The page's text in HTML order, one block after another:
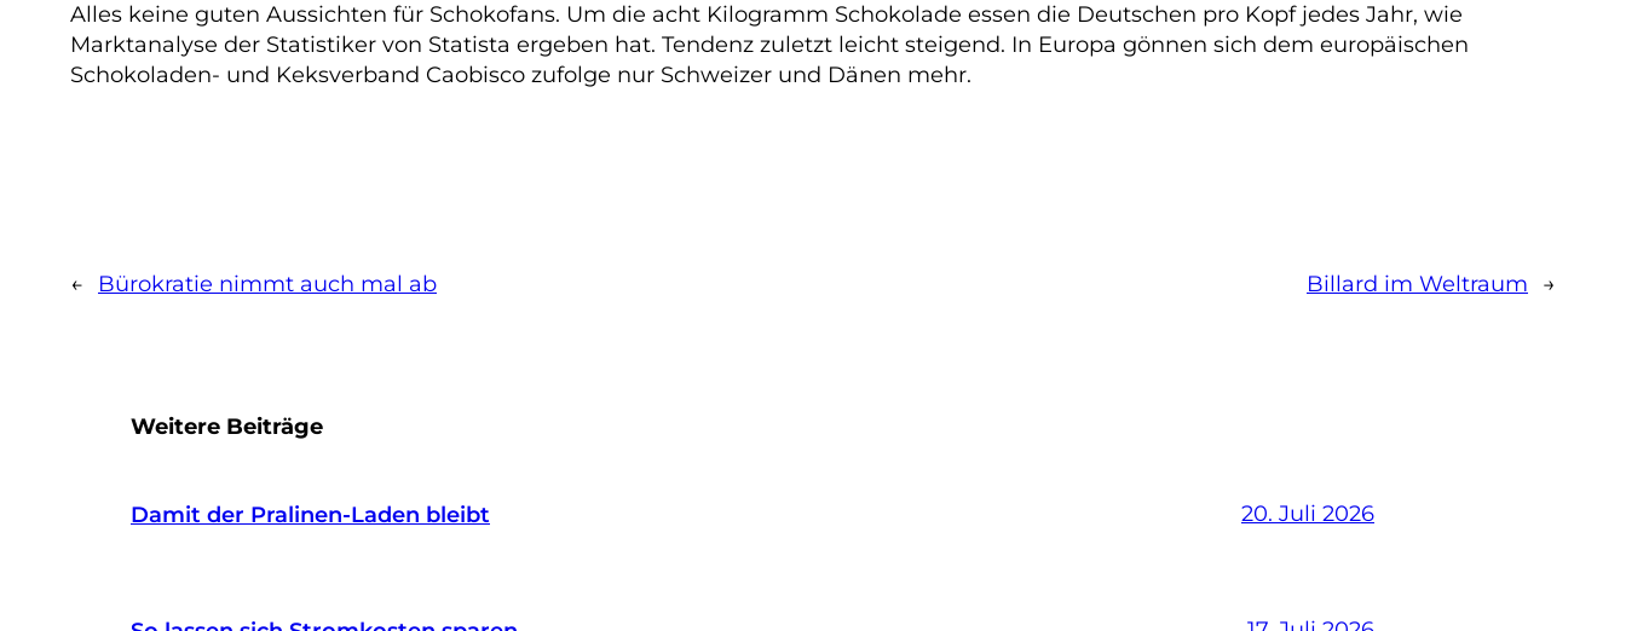
Alles keine guten Aussichten für Schokofans. Um die acht Kilogramm Schokolade essen die Deutschen pro Kopf jedes Jahr, wie
Marktanalyse der Statistiker von Statista ergeben hat. Tendenz zuletzt leicht steigend. In Europa gönnen sich dem europäischen
Schokoladen- und Keksverband Caobisco zufolge nur Schweizer und Dänen mehr.
← Bürokratie nimmt auch mal ab Billard im Weltraum →
Weitere Beiträge
Damit der Pralinen-Laden bleibt 20. Juli 2026